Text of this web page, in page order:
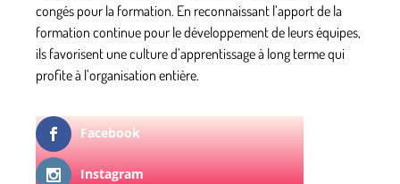
congés pour la formation. En reconnaissant l’apport de la
formation continue pour le développement de leurs équipes,
ils favorisent une culture d’apprentissage à long terme qui
profite à l’organisation entière.
Facebook
Instagram